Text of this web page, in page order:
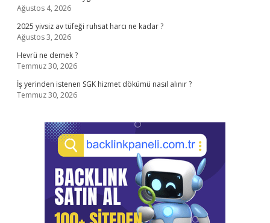
Ağustos 4, 2026
2025 yivsiz av tüfeği ruhsat harcı ne kadar ?
Ağustos 3, 2026
Hevrü ne demek ?
Temmuz 30, 2026
İş yerinden istenen SGK hizmet dökümü nasıl alınır ?
Temmuz 30, 2026